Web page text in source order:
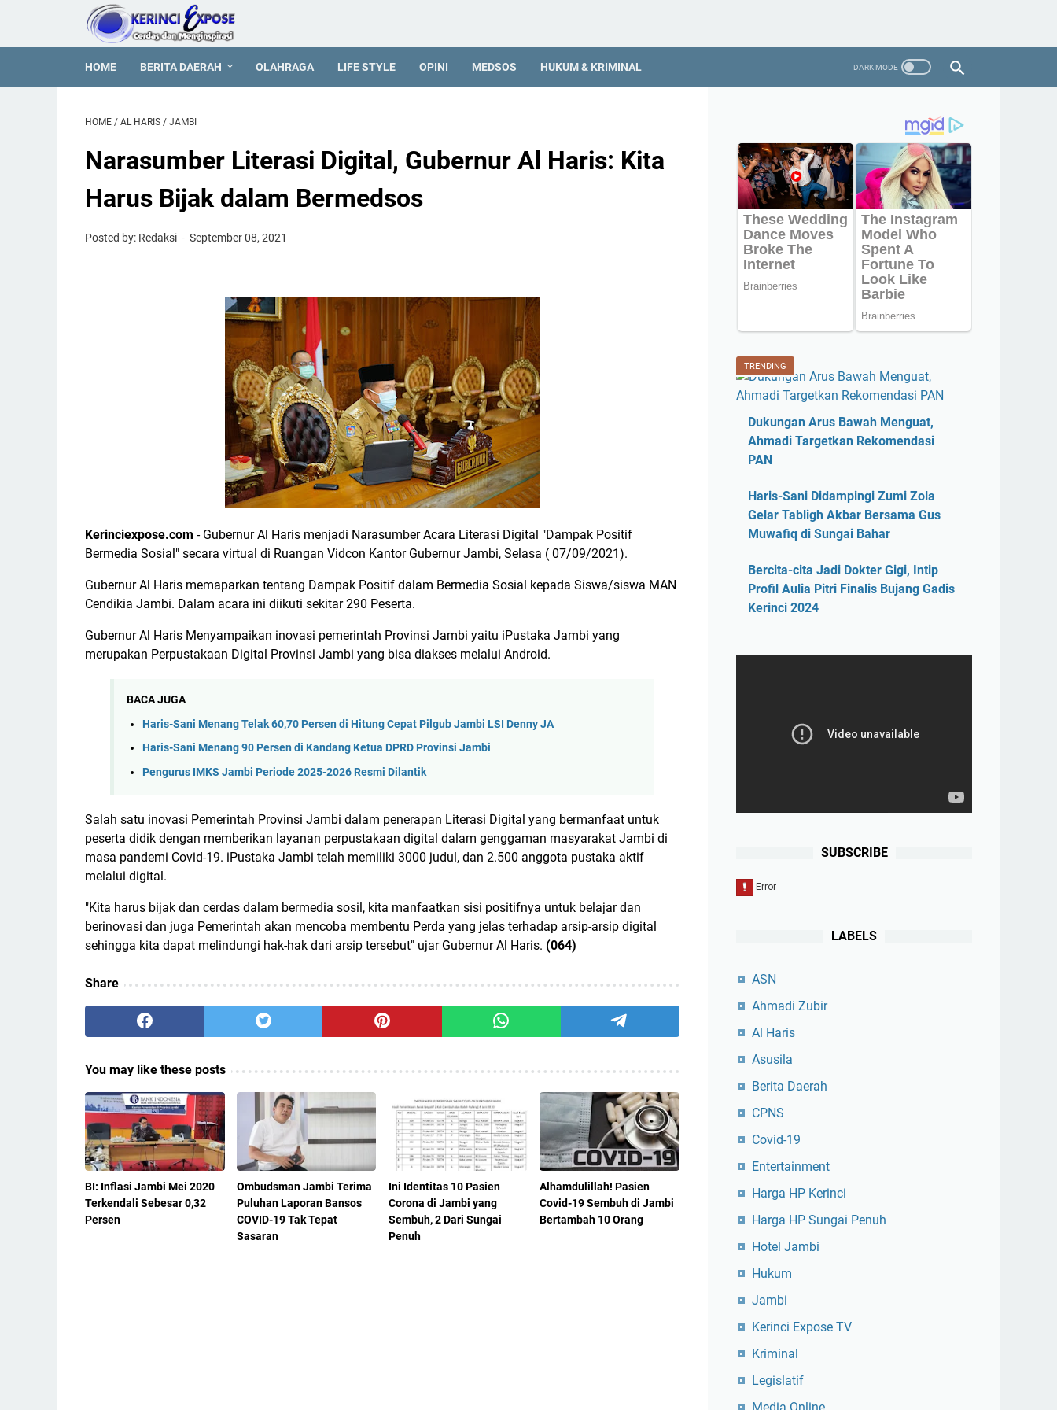
HOME BERITA DAERAH OLAHRAGA LIFE STYLE OPINI MEDSOS HUKUM & KRIMINAL
HOME / AL HARIS / JAMBI
Narasumber Literasi Digital, Gubernur Al Haris: Kita
Harus Bijak dalam Bermedsos
Posted by: Redaksi September 08, 2021
Kerinciexpose.com - Gubernur Al Haris menjadi Narasumber Acara Literasi Digital "Dampak Positif
Bermedia Sosial" secara virtual di Ruangan Vidcon Kantor Gubernur Jambi, Selasa ( 07/09/2021).
Gubernur Al Haris memaparkan tentang Dampak Positif dalam Bermedia Sosial kepada Siswa/siswa MAN
Cendikia Jambi. Dalam acara ini diikuti sekitar 290 Peserta.
Gubernur Al Haris Menyampaikan inovasi pemerintah Provinsi Jambi yaitu iPustaka Jambi yang
merupakan Perpustakaan Digital Provinsi Jambi yang bisa diakses melalui Android.
BACA JUGA
Haris-Sani Menang Telak 60,70 Persen di Hitung Cepat Pilgub Jambi LSI Denny JA
Haris-Sani Menang 90 Persen di Kandang Ketua DPRD Provinsi Jambi
Pengurus IMKS Jambi Periode 2025-2026 Resmi Dilantik
Salah satu inovasi Pemerintah Provinsi Jambi dalam penerapan Literasi Digital yang bermanfaat untuk
peserta didik dengan memberikan layanan perpustakaan digital dalam genggaman masyarakat Jambi di
masa pandemi Covid-19. iPustaka Jambi telah memiliki 3000 judul, dan 2.500 anggota pustaka aktif
melalui digital.
"Kita harus bijak dan cerdas dalam bermedia sosil, kita manfaatkan sisi positifnya untuk belajar dan
berinovasi dan juga Pemerintah akan mencoba membentu Perda yang jelas terhadap arsip-arsip digital
sehingga kita dapat melindungi hak-hak dari arsip tersebut" ujar Gubernur Al Haris. (064)
Share
You may like these posts
BI: Inflasi Jambi Mei 2020
Terkendali Sebesar 0,32
Persen
Ombudsman Jambi Terima
Puluhan Laporan Bansos
COVID-19 Tak Tepat
Sasaran
Ini Identitas 10 Pasien
Corona di Jambi yang
Sembuh, 2 Dari Sungai
Penuh
Alhamdulillah! Pasien
Covid-19 Sembuh di Jambi
Bertambah 10 Orang
TRENDING
Dukungan Arus Bawah Menguat,
Ahmadi Targetkan Rekomendasi
PAN
Haris-Sani Didampingi Zumi Zola
Gelar Tabligh Akbar Bersama Gus
Muwafiq di Sungai Bahar
Bercita-cita Jadi Dokter Gigi, Intip
Profil Aulia Pitri Finalis Bujang Gadis
Kerinci 2024
SUBSCRIBE
LABELS
ASN
Ahmadi Zubir
Al Haris
Asusila
Berita Daerah
CPNS
Covid-19
Entertainment
Harga HP Kerinci
Harga HP Sungai Penuh
Hotel Jambi
Hukum
Jambi
Kerinci Expose TV
Kriminal
Legislatif